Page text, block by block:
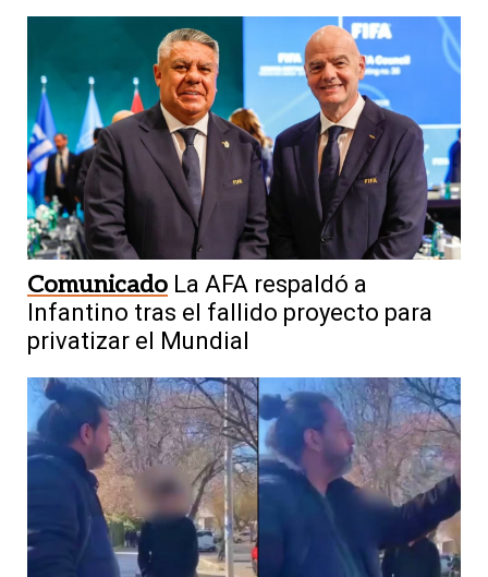
Comunicado La AFA respaldó a
Infantino tras el fallido proyecto para
privatizar el Mundial